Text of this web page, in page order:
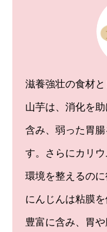
滋養強壮の食材
山芋は、消化を
含み、弱った胃
す。さらにカリ
環境を整えるのに
にんじんは粘膜
豊富に含み、胃